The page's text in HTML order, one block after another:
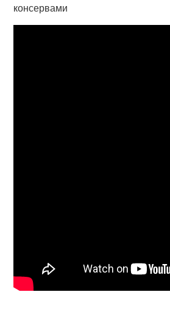
консервами